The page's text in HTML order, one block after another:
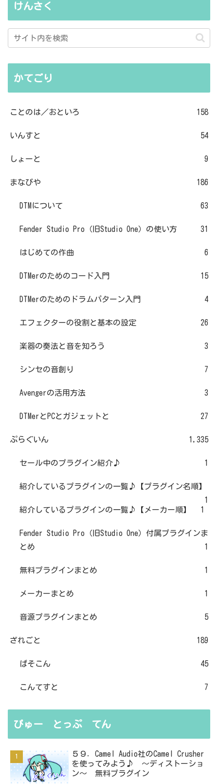
けんさく
かてごり
ことのは／おといろ 158
いんすと 54
しょーと 9
まなびや 186
DTMについて 63
Fender Studio Pro（旧Studio One）の使い方 31
はじめての作曲 6
DTMerのためのコード入門 15
DTMerのためのドラムパターン入門 4
エフェクターの役割と基本の設定 26
楽器の奏法と音を知ろう 3
シンセの音創り 7
Avengerの活用方法 3
DTMerとPCとガジェットと 27
ぷらぐいん 1,335
セール中のプラグイン紹介♪ 1
紹介しているプラグインの一覧♪【プラグイン名順】
1
紹介しているプラグインの一覧♪【メーカー順】
1
Fender Studio Pro（旧Studio One）付属プラグインま
とめ
1
無料プラグインまとめ 1
メーカーまとめ 1
音源プラグインまとめ 5
ざれごと 189
ぱそこん 45
こんてすと 7
びゅー とっぷ てん
５９．Camel Audio社のCamel Crusher
を使ってみよう♪ ～ディストーショ
ン～ 無料プラグイン